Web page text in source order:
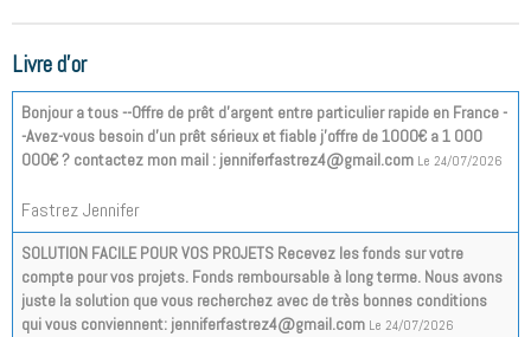
Livre d'or
Bonjour a tous --Offre de prêt d'argent entre particulier rapide en France -
-Avez-vous besoin d'un prêt sérieux et fiable j'offre de 1000€ a 1 000
000€ ? contactez mon mail : jenniferfastrez4@gmail.com Le 24/07/2026
Fastrez Jennifer
SOLUTION FACILE POUR VOS PROJETS Recevez les fonds sur votre
compte pour vos projets. Fonds remboursable à long terme. Nous avons
juste la solution que vous recherchez avec de très bonnes conditions
qui vous conviennent: jenniferfastrez4@gmail.com Le 24/07/2026